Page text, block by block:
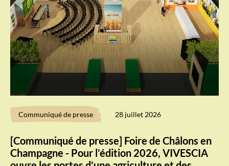
Communiqué de presse 28 juillet 2026
[Communiqué de presse] Foire de Châlons en
Champagne - Pour l’édition 2026, VIVESCIA